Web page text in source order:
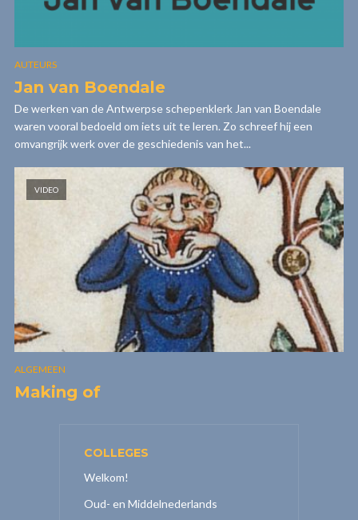
AUTEURS
Jan van Boendale
De werken van de Antwerpse schepenklerk Jan van Boendale
waren vooral bedoeld om iets uit te leren. Zo schreef hij een
omvangrijk werk over de geschiedenis van het...
VIDEO
ALGEMEEN
Making of
COLLEGES
Welkom!
Oud- en Middelnederlands